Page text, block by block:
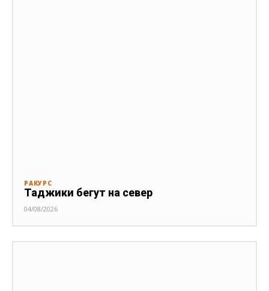
РАКУРС
Таджики бегут на север
04/08/2026